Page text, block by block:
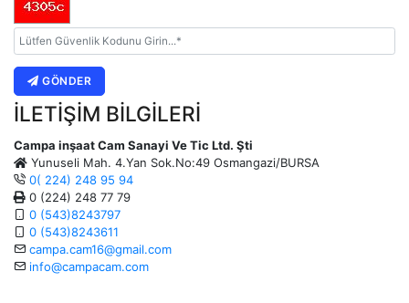
GÖNDER
İLETIŞIM BILGILERI
Campa inşaat Cam Sanayi Ve Tic Ltd. Şti
Yunuseli Mah. 4.Yan Sok.No:49 Osmangazi/BURSA
0( 224) 248 95 94
0 (224) 248 77 79
0 (543)8243797
0 (543)8243611
campa.cam16@gmail.com
info@campacam.com